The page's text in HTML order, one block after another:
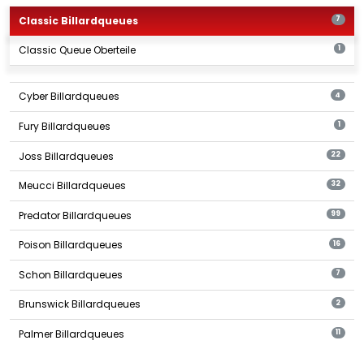
Classic Billardqueues 7
Classic Queue Oberteile 1
Cyber Billardqueues 4
Fury Billardqueues 1
Joss Billardqueues 22
Meucci Billardqueues 32
Predator Billardqueues 99
Poison Billardqueues 16
Schon Billardqueues 7
Brunswick Billardqueues 2
Palmer Billardqueues 11